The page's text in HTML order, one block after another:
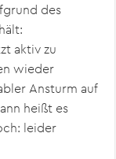
des
aktiv zu
wieder
Ansturm auf
heißt es
leider